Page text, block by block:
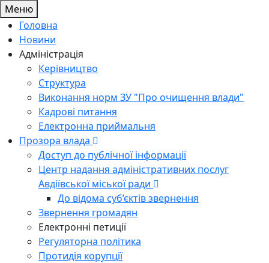
Меню
Головна
Новини
Адміністрація
Керівництво
Структура
Виконання норм ЗУ "Про очищення влади"
Кадрові питання
Електронна приймальня
Прозора влада
Доступ до публічної інформації
Центр надання адміністративних послуг
Авдіївської міської ради
До відома суб’єктів звернення
Звернення громадян
Електронні петиції
Регуляторна політика
Протидія корупції